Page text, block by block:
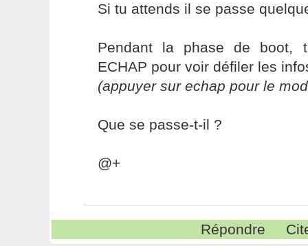
Si tu attends il se passe
Pendant la phase de boot,
ECHAP pour voir défiler les
(appuyer sur echap pour le
Que se passe-t-il ?
@+
Répondre